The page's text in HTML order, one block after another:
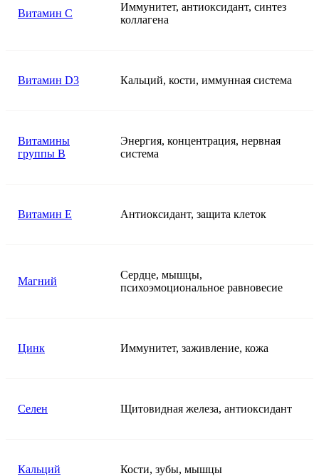
Витамин C
Иммунитет, антиоксидант, синтез
коллагена
Витамин D3 Кальций, кости, иммунная система
Витамины
группы B
Энергия, концентрация, нервная
система
Витамин E Антиоксидант, защита клеток
Магний
Сердце, мышцы,
психоэмоциональное равновесие
Цинк Иммунитет, заживление, кожа
Селен Щитовидная железа, антиоксидант
Кальций Кости, зубы, мышцы